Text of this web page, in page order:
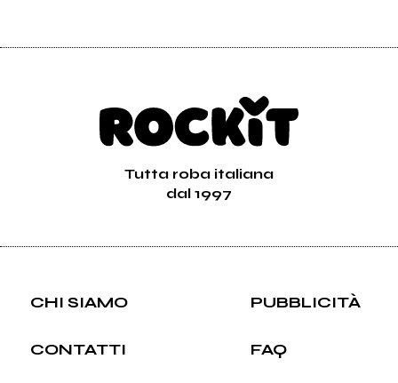
Tutta roba italiana
dal 1997
CHI SIAMO PUBBLICITÀ
CONTATTI FAQ